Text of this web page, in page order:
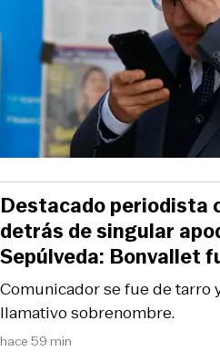
hace 59 min
Comunicador se fue de tarro
llamativo sobrenombre.
Destacado periodista
detrás de singular
Sepúlveda: Bonvallet